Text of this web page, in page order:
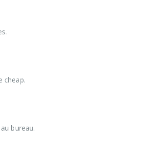
cheap.
bureau.